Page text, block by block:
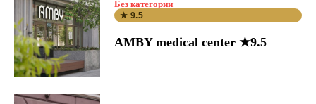
Без категории
★ 9.5
AMBY medical center ★9.5